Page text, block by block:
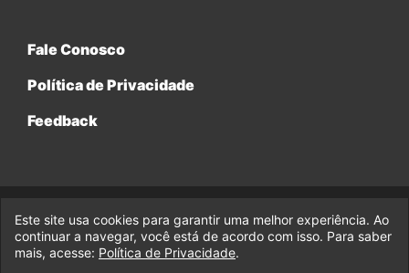
Fale Conosco
Política de Privacidade
Feedback
© 2017-2026 Legado da Marvel, uma empresa da Legado
Enterprises.
Este site usa cookies para garantir uma melhor experiência. Ao
continuar a navegar, você está de acordo com isso. Para saber
mais, acesse: Política de Privacidade.